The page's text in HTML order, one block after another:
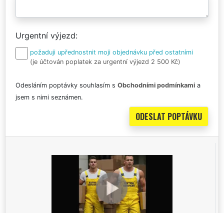
Urgentní výjezd
požaduji upřednostnit moji objednávku před ostatními
(je účtován poplatek za urgentní výjezd 2 500 Kč)
Odesláním poptávky souhlasím s Obchodními podmínkami a
jsem s nimi seznámen.